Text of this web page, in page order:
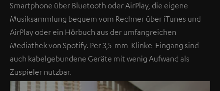
Smartphone über Bluetooth oder AirPlay, die eigene
Musiksammlung bequem vom Rechner über iTunes und
AirPlay oder ein Hörbuch aus der umfangreichen
Mediathek von Spotify. Per 3,5-mm-Klinke-Eingang sind
auch kabelgebundene Geräte mit wenig Aufwand als
Zuspieler nutzbar.